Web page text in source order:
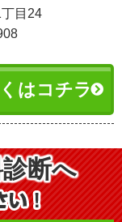
目24
はコチラ
断へ